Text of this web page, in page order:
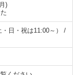
)
日・祝は11:00～） /